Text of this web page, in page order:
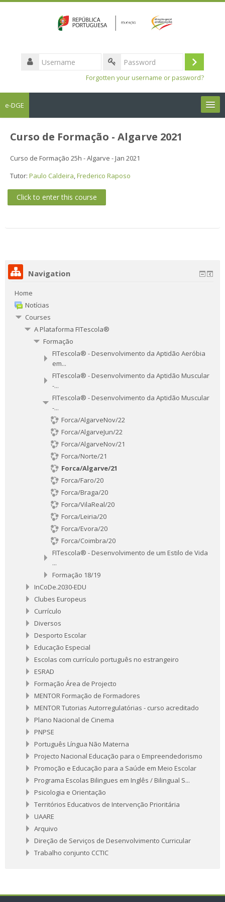
Username
Log
Forgotten your username or password?
e-DGE
courses
Curso de Formação - Algarve 2021
Curso de Formação 25h - Algarve - Jan 2021
Tutor: Paulo Caldeira,Frederico Raposo
Click to enter this course
Navigation
Home
Notícias
Courses
A Plataforma FITescola®
Formação
FITescola® - Desenvolvimento da Aptidão Aeróbia
em...
FITescola® - Desenvolvimento da Aptidão Muscular
-...
FITescola® - Desenvolvimento da Aptidão Muscular
-...
Forca/AlgarveNov/22
Forca/AlgarveJun/22
Forca/AlgarveNov/21
Forca/Norte/21
Forca/Algarve/21
Forca/Faro/20
Forca/Braga/20
Forca/VilaReal/20
Forca/Leiria/20
Forca/Evora/20
Forca/Coimbra/20
FITescola® - Desenvolvimento de um Estilo de Vida
...
Formação 18/19
InCoDe.2030-EDU
Clubes Europeus
Currículo
Diversos
Desporto Escolar
Educação Especial
Escolas com currículo português no estrangeiro
ESRAD
Formação Área de Projecto
MENTOR Formação de Formadores
MENTOR Tutorias Autorregulatórias - curso acreditado
Plano Nacional de Cinema
PNPSE
Português Língua Não Materna
Projecto Nacional Educação para o Empreendedorismo
Promoção e Educação para a Saúde em Meio Escolar
Programa Escolas Bilingues em Inglês / Bilingual S...
Psicologia e Orientação
Territórios Educativos de Intervenção Prioritária
UAARE
Arquivo
Direção de Serviços de Desenvolvimento Curricular
Trabalho conjunto CCTIC